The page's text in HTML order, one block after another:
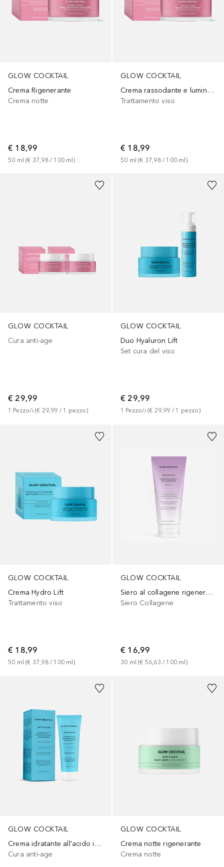
GLOW COCKTAIL
Crema Rigenerante
Crema notte
€ 18,99
50 ml (€ 37,98 / 100 ml )
GLOW COCKTAIL
Crema rassodante e luminosa
Trattamento viso
€ 18,99
50 ml (€ 37,98 / 100 ml )
GLOW COCKTAIL
Cura anti-age
€ 29,99
1 Pezzo/i (€ 29,99 / 1 pezzo)
GLOW COCKTAIL
Duo Hyaluron Lift
Set cura del viso
€ 29,99
1 Pezzo/i (€ 29,99 / 1 pezzo)
GLOW COCKTAIL
Crema Hydro Lift
Trattamento viso
€ 18,99
50 ml (€ 37,98 / 100 ml)
GLOW COCKTAIL
Siero al collagene rigenerante e idratante - Edizione limitata
Siero Collagene
€ 16,99
30 ml (€ 56,63 / 100 ml)
GLOW COCKTAIL
Crema idratante all'acido ialuronico con effetto lifting
Cura anti-age
GLOW COCKTAIL
Crema notte rigenerante
Crema notte